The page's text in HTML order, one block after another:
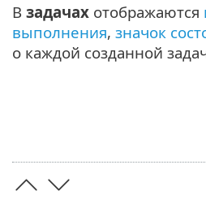
В задачах отображаются
выполнения, значок
о каждой созданной